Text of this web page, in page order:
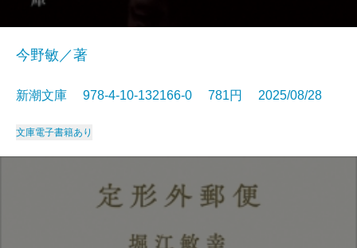
今野敏／著
新潮文庫 978-4-10-132166-0 781円 2025/08/28
文庫電子書籍あり